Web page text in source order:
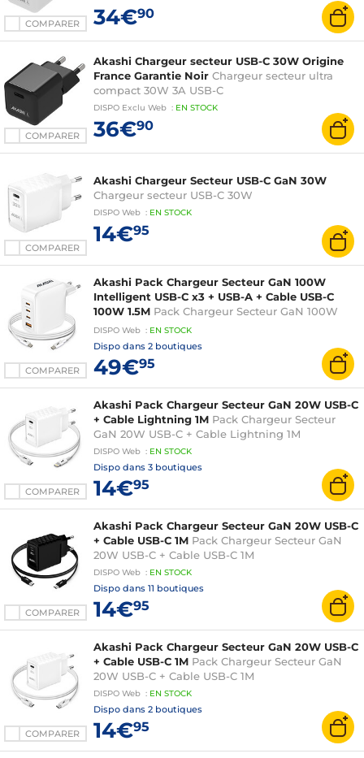
COMPARER 34€90
COMPARER
Akashi Chargeur secteur USB-C 30W Origine
France Garantie Noir Chargeur secteur ultra
compact 30W 3A USB-C
DISPO Exclu Web : EN STOCK
36€90
COMPARER
Akashi Chargeur Secteur USB-C GaN 30W
Chargeur secteur USB-C 30W
DISPO Web : EN STOCK
14€95
COMPARER
Akashi Pack Chargeur Secteur GaN 100W
Intelligent USB-C x3 + USB-A + Cable USB-C
100W 1.5M Pack Chargeur Secteur GaN 100W
Intelligent USB-C x3 + USB-A + Cable USB-C
100W 1.5M
DISPO Web : EN STOCK
Dispo dans 2 boutiques
49€95
COMPARER
Akashi Pack Chargeur Secteur GaN 20W USB-C
+ Cable Lightning 1M Pack Chargeur Secteur
GaN 20W USB-C + Cable Lightning 1M
DISPO Web : EN STOCK
Dispo dans 3 boutiques
14€95
COMPARER
Akashi Pack Chargeur Secteur GaN 20W USB-C
+ Cable USB-C 1M Pack Chargeur Secteur GaN
20W USB-C + Cable USB-C 1M
DISPO Web : EN STOCK
Dispo dans 11 boutiques
14€95
COMPARER
Akashi Pack Chargeur Secteur GaN 20W USB-C
+ Cable USB-C 1M Pack Chargeur Secteur GaN
20W USB-C + Cable USB-C 1M
DISPO Web : EN STOCK
Dispo dans 2 boutiques
14€95